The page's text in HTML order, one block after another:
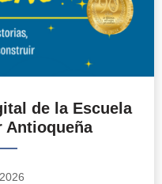
de la Escuela
Antioqueña